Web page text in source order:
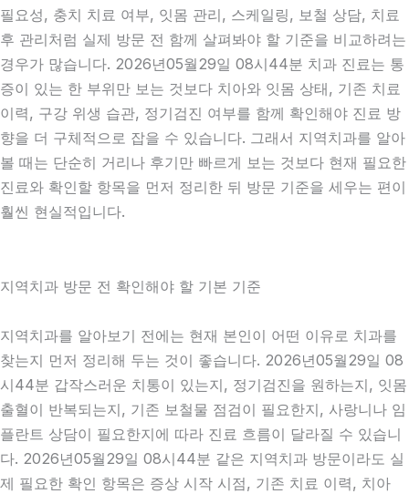
필요성, 충치 치료 여부, 잇몸 관리, 스케일링, 보철 상담, 치료
후 관리처럼 실제 방문 전 함께 살펴봐야 할 기준을 비교하려는
경우가 많습니다. 2026년05월29일 08시44분 치과 진료는 통
증이 있는 한 부위만 보는 것보다 치아와 잇몸 상태, 기존 치료
이력, 구강 위생 습관, 정기검진 여부를 함께 확인해야 진료 방
향을 더 구체적으로 잡을 수 있습니다. 그래서 지역치과를 알아
볼 때는 단순히 거리나 후기만 빠르게 보는 것보다 현재 필요한
진료와 확인할 항목을 먼저 정리한 뒤 방문 기준을 세우는 편이
훨씬 현실적입니다.
지역치과 방문 전 확인해야 할 기본 기준
지역치과를 알아보기 전에는 현재 본인이 어떤 이유로 치과를
찾는지 먼저 정리해 두는 것이 좋습니다. 2026년05월29일 08
시44분 갑작스러운 치통이 있는지, 정기검진을 원하는지, 잇몸
출혈이 반복되는지, 기존 보철물 점검이 필요한지, 사랑니나 임
플란트 상담이 필요한지에 따라 진료 흐름이 달라질 수 있습니
다. 2026년05월29일 08시44분 같은 지역치과 방문이라도 실
제 필요한 확인 항목은 증상 시작 시점, 기존 치료 이력, 치아